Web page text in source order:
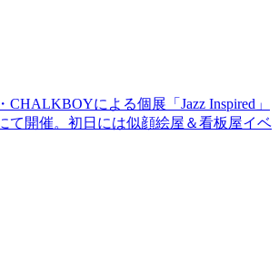
CHALKBOYによる個展「Jazz Inspired」
て開催。初日には似顔絵屋＆看板屋イベ